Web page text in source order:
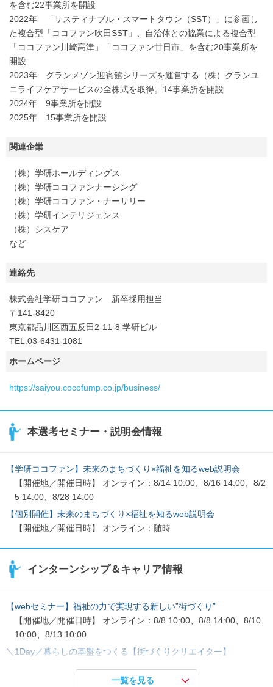
を含む22事業所を開設
2022年 「サスティナブル・スマートタウン（SST）」に参画し
た複合型「ココファン吹田SST」、自治体との協業による複合型
「ココファン川崎高津」「ココファン廿日市」を含む20事業所を
開設
2023年 グランメゾン迎賓館シリーズを運営する（株）グランユ
ニライフケアサービスの全株式を取得。14事業所を開設
2024年 9事業所を開設
2025年 15事業所を開設
関連企業
（株）学研ホールディングス
（株）学研ココファンナーシング
（株）学研ココファン・ナーサリー
（株）学研インテリジェンス
（株）シスケア
など
連絡先
株式会社学研ココファン 新卒採用担当
〒141-8420
東京都品川区西五反田2-11-8 学研ビル
TEL:03-6431-1081
ホームページ
https://saiyou.cocofump.co.jp/business/
本選考セミナー・説明会情報
【学研ココファン】未来のまちづくり×福祉を知るweb説明会
【開催地／開催日時】 オンライン：8/14 10:00、8/16 14:00、8/2
5 14:00、8/28 14:00
【個別開催】未来のまちづくり×福祉を知るweb説明会
【開催地／開催日時】 オンライン：随時
インターンシップ＆キャリア情報
【webセミナー】福祉の力で実現する新しい”街づくり”
【開催地／開催日時】 オンライン：8/8 10:00、8/8 14:00、8/10
10:00、8/13 10:00
＼1Day／暮らしの基盤をつくる【街づくりクリエイター】
＼1Day･対面／学研の福祉を知る【職場見学付き企業研究】
一覧を見る